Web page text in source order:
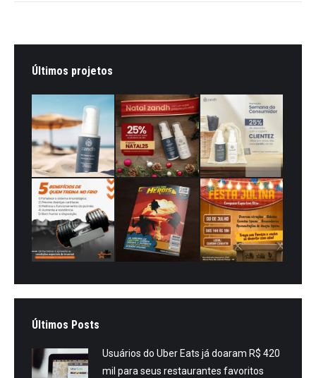
Últimos projetos
Últimos Posts
Usuários do Uber Eats já doaram R$ 420
mil para seus restaurantes favoritos